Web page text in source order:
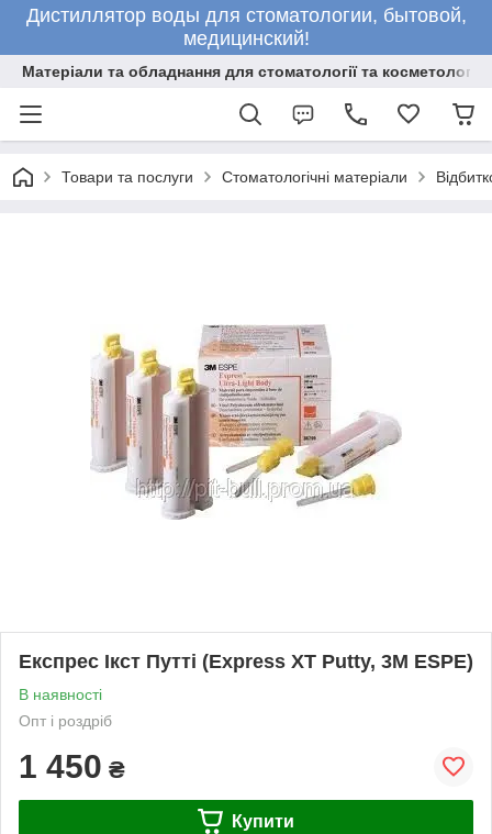
Дистиллятор воды для стоматологии, бытовой,
медицинский!
Матеріали та обладнання для стоматології та косметології
Товари та послуги Стоматологічні матеріали
Експрес Ікст Путті (Express ХТ Putty, 3M ESPE)
В наявності
Опт і роздріб
1 450 ₴
Купити